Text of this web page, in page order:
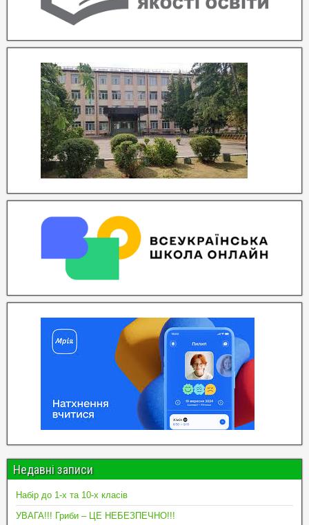
Недавні записи
Набір до 1-х та 10-х класів
УВАГА!!! Гриби – ЦЕ НЕБЕЗПЕЧНО!!!